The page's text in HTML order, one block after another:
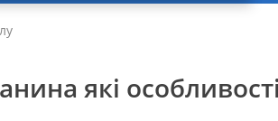
які